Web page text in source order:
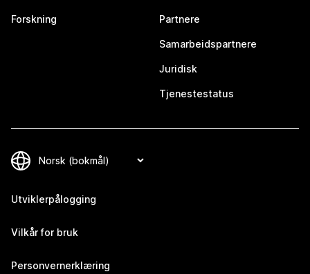
Forskning Partnere
Samarbeidspartnere
Juridisk
Tjenestestatus
Utviklerpålogging
Vilkår for bruk
Personvernerklæring